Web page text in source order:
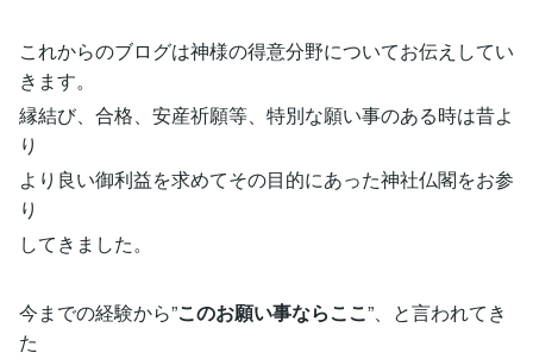
これからのブログは神様の得意分野についてお伝えしてい
きます。
縁結び、合格、安産祈願等、特別な願い事のある時は昔よ
り
より良い御利益を求めてその目的にあった神社仏閣をお参
り
してきました。
今までの経験から”このお願い事ならここ”、と言われてき
た